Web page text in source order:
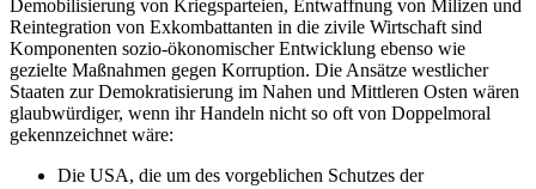
Demobilisierung von Kriegsparteien, Entwaffnung von Milizen und
Reintegration von Exkombattanten in die zivile Wirtschaft sind
Komponenten sozio-ökonomischer Entwicklung ebenso wie
gezielte Maßnahmen gegen Korruption. Die Ansätze westlicher
Staaten zur Demokratisierung im Nahen und Mittleren Osten wären
glaubwürdiger, wenn ihr Handeln nicht so oft von Doppelmoral
gekennzeichnet wäre:
Die USA, die um des vorgeblichen Schutzes der